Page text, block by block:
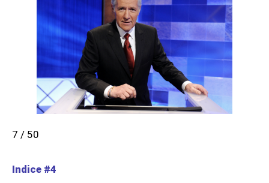
7 / 50
Indice #4